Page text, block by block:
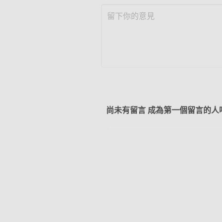
尚未有留言 成為第一個留言的人